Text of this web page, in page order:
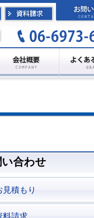
合わせ
見積もり
料請求